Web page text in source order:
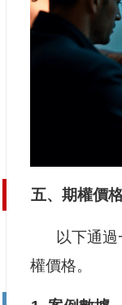
五、期權價
以下通
權價格。